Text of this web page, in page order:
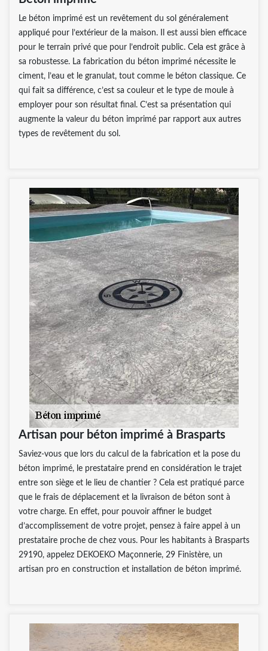
Le béton imprimé est un revêtement du sol généralement
appliqué pour l’extérieur de la maison. Il est aussi bien efficace
pour le terrain privé que pour l’endroit public. Cela est grâce à
sa robustesse. La fabrication du béton imprimé nécessite le
ciment, l’eau et le granulat, tout comme le béton classique. Ce
qui fait sa différence, c’est sa couleur et le type de moule à
employer pour son résultat final. C’est sa présentation qui
augmente la valeur du béton imprimé par rapport aux autres
types de revêtement du sol.
Artisan pour béton imprimé à Brasparts
Saviez-vous que lors du calcul de la fabrication et la pose du
béton imprimé, le prestataire prend en considération le trajet
entre son siège et le lieu de chantier ? Cela est pratiqué parce
que le frais de déplacement et la livraison de béton sont à
votre charge. En effet, pour pouvoir affiner le budget
d’accomplissement de votre projet, pensez à faire appel à un
prestataire proche de chez vous. Pour les habitants à Brasparts
29190, appelez DEKOEKO Maçonnerie, 29 Finistère, un
artisan pro en construction et installation de béton imprimé.